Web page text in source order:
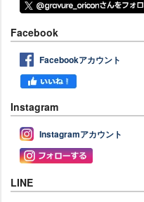
Facebook
Facebookアカウント
Instagram
Instagramアカウント
LINE